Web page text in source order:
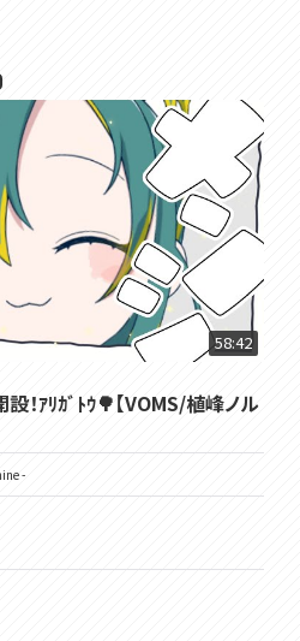
このあと1時間(3時間)ゲーム配信しま
やるよ！
🌳
っち
UCfMNN0I96oGbmJzCRCWgoog
ち
58:42
設！ｱﾘｶﾞﾄｳ🌳【VOMS/植峰ノル
-